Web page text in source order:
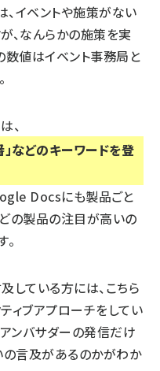
イベントや施策がない
、なんらかの施策を実
数値はイベント事務局と
、
」などのキーワードを登
Docsにも製品ごと
の製品の注目が高いの
している方には、こちら
ィブアプローチをしてい
アンバサダーの発信だけ
の言及があるのかがわか